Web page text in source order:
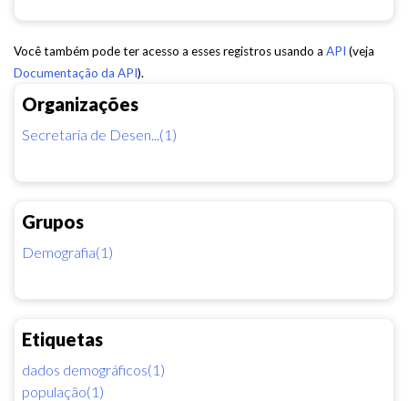
Organizações
Secretaria de Desen...(1)
Grupos
Demografia(1)
Etiquetas
dados demográficos(1)
população(1)
Você também pode ter acesso a esses registros usando a API (veja
Documentação da API).